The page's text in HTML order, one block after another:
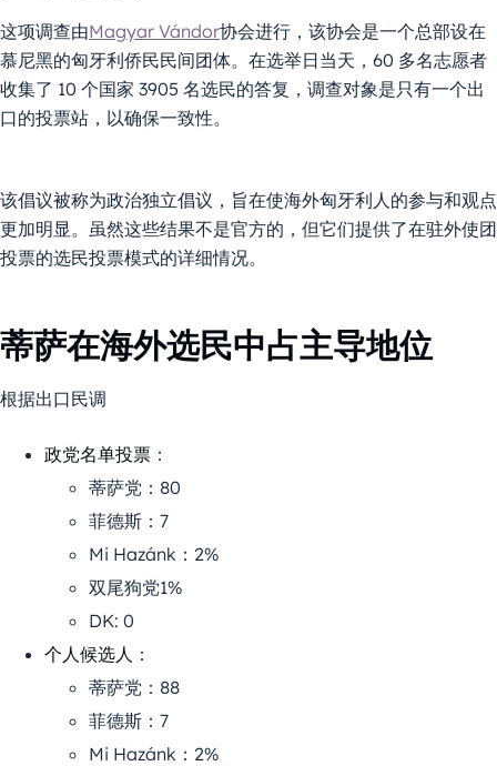
这项调查由Magyar Vándor协会进行，该协会是一个总部设在
慕尼黑的匈牙利侨民民间团体。在选举日当天，60 多名志愿者
收集了 10 个国家 3905 名选民的答复，调查对象是只有一个出
口的投票站，以确保一致性。
该倡议被称为政治独立倡议，旨在使海外匈牙利人的参与和观点
更加明显。虽然这些结果不是官方的，但它们提供了在驻外使团
投票的选民投票模式的详细情况。
蒂萨在海外选民中占主导地位
根据出口民调
政党名单投票 ：
蒂萨党：80
菲德斯：7
Mi Hazánk：2%
双尾狗党1%
DK: 0
个人候选人 ：
蒂萨党：88
菲德斯：7
Mi Hazánk：2%